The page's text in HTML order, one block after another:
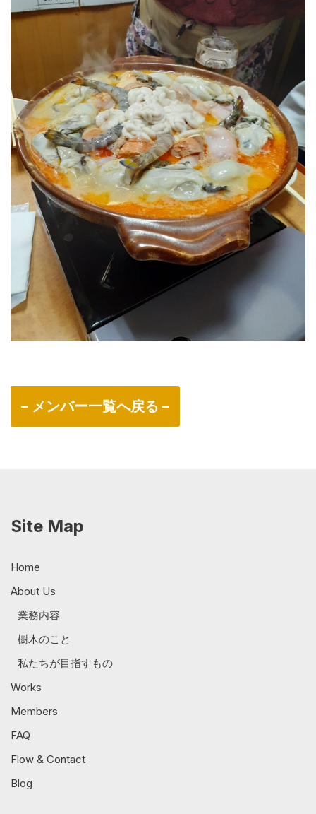
– メンバー一覧へ戻る –
Site Map
Home
About Us
業務内容
樹木のこと
私たちが目指すもの
Works
Members
FAQ
Flow & Contact
Blog